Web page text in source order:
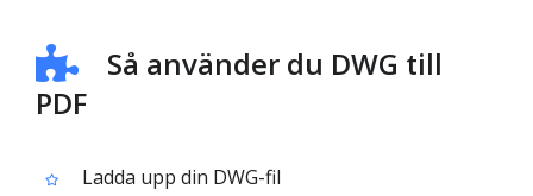
Så använder du DWG till
PDF
Ladda upp din DWG-fil